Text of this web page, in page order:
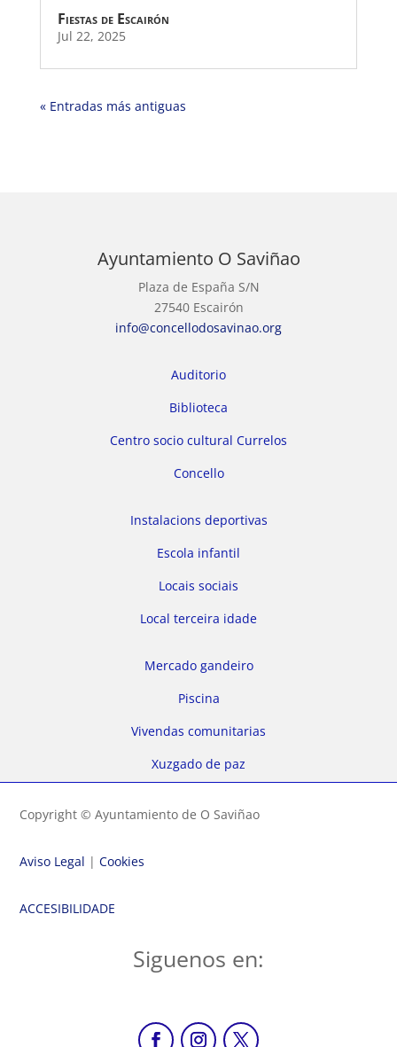
Fiestas de Escairón
Jul 22, 2025
« Entradas más antiguas
Ayuntamiento O Saviñao
Plaza de España S/N
27540 Escairón
info@concellodosavinao.org
Auditorio
Biblioteca
Centro socio cultural Currelos
Concello
Instalacions deportivas
Escola infantil
Locais sociais
Local terceira idade
Mercado gandeiro
Piscina
Vivendas comunitarias
Xuzgado de paz
Copyright © Ayuntamiento de O Saviñao
Aviso Legal |Cookies
ACCESIBILIDADE
Siguenos en: